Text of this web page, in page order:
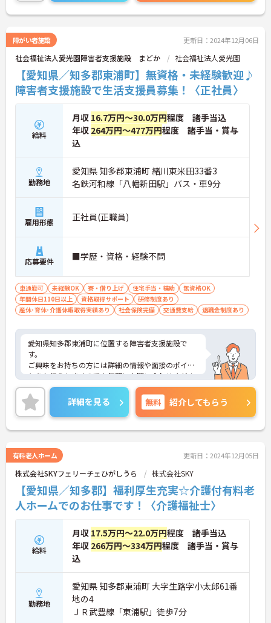
障がい者施設 更新日：2024年12月06日
社会福祉法人愛光園障害者支援施設 まどか 社会福祉法人愛光園
【愛知県／知多郡東浦町】無資格・未経験歓迎♪
障害者支援施設で生活支援員募集！〈正社員〉
給料
月収 16.7万円～30.0万円程度 諸手当込
年収 264万円～477万円程度 諸手当・賞与
込
勤務地
愛知県 知多郡東浦町 緒川東米田33番3
名鉄河和線「八幡新田駅」バス・車9分
雇用形態 正社員(正職員)
応募要件 ■学歴・資格・経験不問
車通勤可 未経験OK 寮・借り上げ 住宅手当・補助
無資格OK
年間休日110日以上
資格取得サポート
研修制度あり
産休･育休･介護休暇取得実績あり
社会保険完備 交通費支給 退職金制度あり
愛知県知多郡東浦町に位置する障害者支援施設で
す。
ご興味をお持ちの方には詳細の情報や面接のポイン
トをお伝えしますのでお気軽にお問い合わせくださ
いませ。
詳細を見る 無料 紹介してもらう
有料老人ホーム 更新日：2024年12月05日
株式会社SKYフェリーチェひがしうら 株式会社SKY
【愛知県／知多郡】福利厚生充実☆介護付有料老
人ホームでのお仕事です！〈介護福祉士〉
給料
月収 17.5万円～22.0万円程度 諸手当込
年収 266万円～334万円程度 諸手当・賞与
込
勤務地
愛知県 知多郡東浦町 大字生路字小太郎61番
地の4
ＪＲ武豊線「東浦駅」徒歩7分